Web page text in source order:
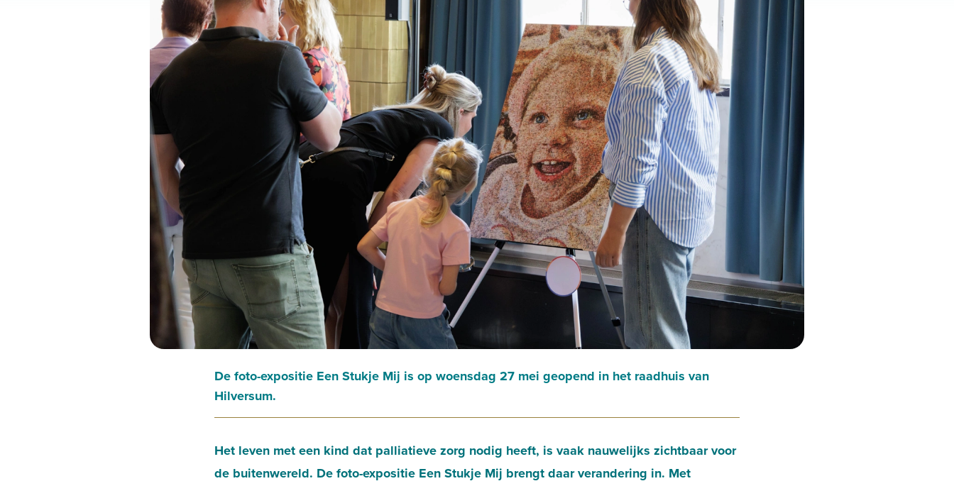
De foto-expositie Een Stukje Mij is op woensdag 27 mei geopend in het raadhuis van
Hilversum.
Het leven met een kind dat palliatieve zorg nodig heeft, is vaak nauwelijks zichtbaar voor
de buitenwereld. De foto-expositie Een Stukje Mij brengt daar verandering in. Met